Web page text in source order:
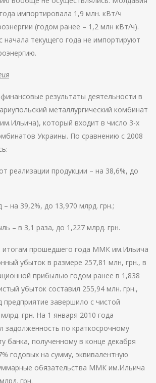
импортировала 1,9 млн. кВт/ч
(годом ранее – 1,2 млн кВт/ч).
начала текущего года не импортируют
результаты деятельности в
металлургический комбинат
который входит в число 3-х
Украины. По сравнению с 2008
реализации продукции – на 38,6%, до
на 39,2%, до 13,970 млрд. грн.;
– в 3,1 раза, до 1,227 млрд. грн.
прошедшего года ММК им.Ильича
убыток в размере 257,81 млн, грн., в
прибылью годом ранее в 1,838
убыток составил 255,94 млн. грн.,
предприятие завершило с чистой
грн. На 1 января 2010 года
задолженность по краткосрочному
банка, полученному в конце декабря
годовых на сумму, эквивалентную
обязательства ММК им.Ильича
грн.